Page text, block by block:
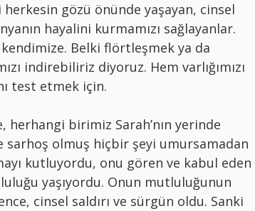
gözü önünde yaşayan, cinsel
hayalini kurmamızı sağlayanlar.
Belki flörtleşmek ya da
indirebiliriz diyoruz. Hem varlığımızı
test etmek için.
birimiz Sarah’nın yerinde
olmuş hiçbir şeyi umursamadan
kutluyordu, onu gören ve kabul eden
yaşıyordu. Onun mutluluğunun
cinsel saldırı ve sürgün oldu. Sanki